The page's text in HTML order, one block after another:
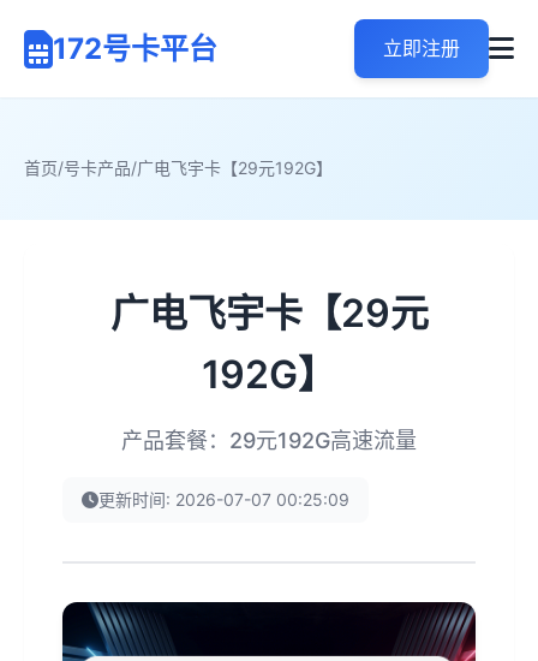
172号卡平台 立即注册
首页/号卡产品/广电飞宇卡【29元192G】
广电飞宇卡【29元
192G】
产品套餐：29元192G高速流量
更新时间: 2026-07-07 00:25:09